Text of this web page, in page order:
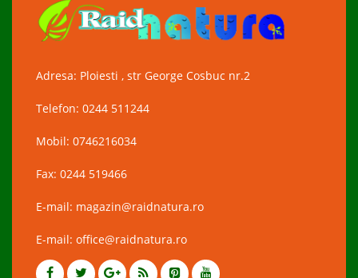
Adresa: Ploiesti , str George Cosbuc nr.2
Telefon: 0244 511244
Mobil: 0746216034
Fax: 0244 519466
E-mail: magazin@raidnatura.ro
E-mail: office@raidnatura.ro